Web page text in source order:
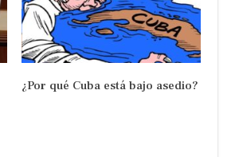
¿Por qué Cuba está bajo asedio?